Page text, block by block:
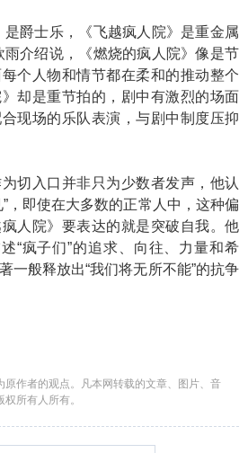
爵士乐，《飞越疯人院》是重金属
雨介绍说，《燃烧的疯人院》像是节
个人物和情节都在柔和的推动整个
却是重节拍的，剧中有激烈的场面
现场的乐队表演，与剧中制度压抑
入口并非只为少数者发声，他认
，即使在大多数的正常人中，这种偏
人院》要表达的就是突破自我。他
“疯子们”的追求、向往、力量和希
一般释放出“我们将无所不能”的抗争
原作者的观点。凡本网转载的文章、图片、音
所有人所有。